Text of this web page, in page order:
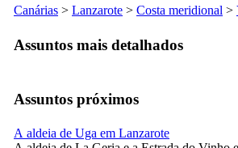
Canárias > Lanzarote > Costa meridional >
Assuntos mais detalhados
Assuntos próximos
A aldeia de Uga em Lanzarote